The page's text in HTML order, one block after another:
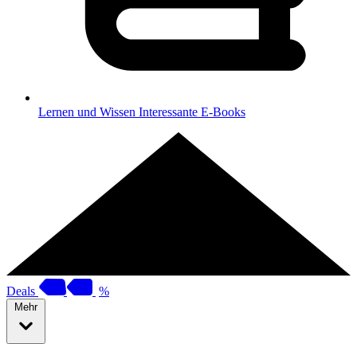
Lernen und Wissen Interessante E-Books
Deals %
Mehr